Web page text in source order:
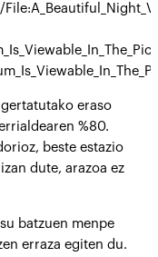
eraso
%80.
beste estazio
dute, arazoa ez
batzuen menpe
erraza egiten du.